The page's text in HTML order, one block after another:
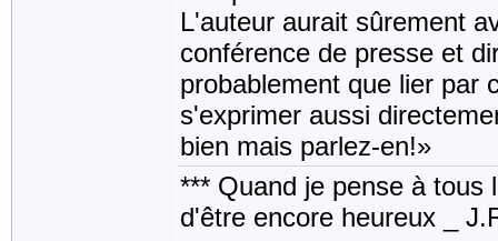
L'auteur aurait sûrement
conférence de presse et
probablement que lier par
s'exprimer aussi
bien mais parlez-en!»
*** Quand je pense à tous
d'être encore heureux _